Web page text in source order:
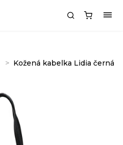
Kožená kabelka Lidia černá